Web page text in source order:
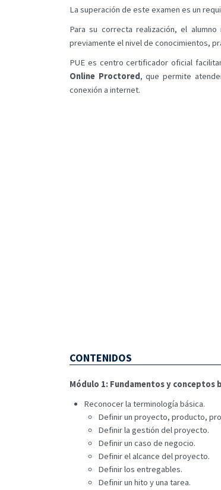
La superación de este examen es un
Para su correcta realización, el
previamente el nivel de conocimientos,
PUE es centro certificador oficial
Online Proctored, que permite
conexión a internet.
CONTENIDOS
Módulo 1: Fundamentos y
Reconocer la terminología básica.
Definir un proyecto, producto,
Definir la gestión del proyecto.
Definir un caso de negocio.
Definir el alcance del proyecto.
Definir los entregables.
Definir un hito y una tarea.